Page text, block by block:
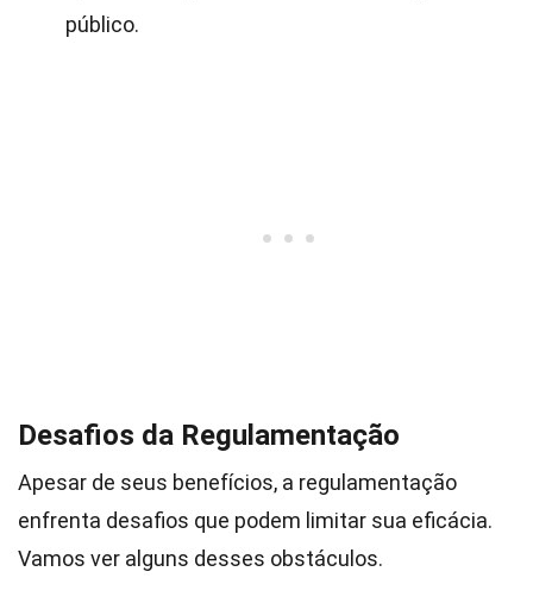
público.
Desafios da Regulamentação
Apesar de seus benefícios, a regulamentação
enfrenta desafios que podem limitar sua eficácia.
Vamos ver alguns desses obstáculos.